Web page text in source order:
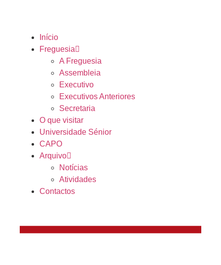
Início
Freguesia
A Freguesia
Assembleia
Executivo
Executivos Anteriores
Secretaria
O que visitar
Universidade Sénior
CAPO
Arquivo
Notícias
Atividades
Contactos